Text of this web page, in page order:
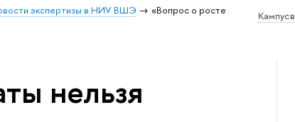
Кампус в
экспертизы в НИУ ВШЭ
«Вопрос о росте
нельзя